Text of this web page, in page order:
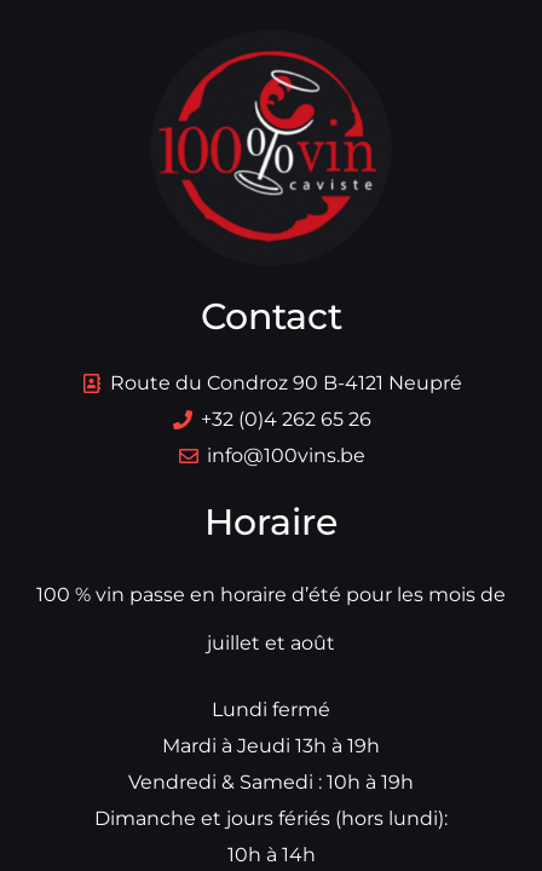
Contact
Route du Condroz 90 B-4121 Neupré
+32 (0)4 262 65 26
info@100vins.be
Horaire
100 % vin passe en horaire d’été pour les mois de
juillet et août
Lundi fermé
Mardi à Jeudi 13h à 19h
Vendredi & Samedi : 10h à 19h
Dimanche et jours fériés (hors lundi):
10h à 14h